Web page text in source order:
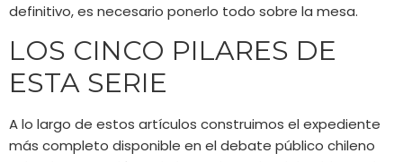
definitivo, es necesario ponerlo todo sobre la mesa.
LOS CINCO PILARES DE
ESTA SERIE
A lo largo de estos artículos construimos el expediente
más completo disponible en el debate público chileno